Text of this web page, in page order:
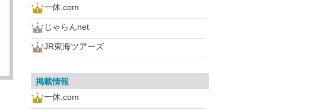
一休.com
じゃらんnet
JR東海ツアーズ
掲載情報
一休.com